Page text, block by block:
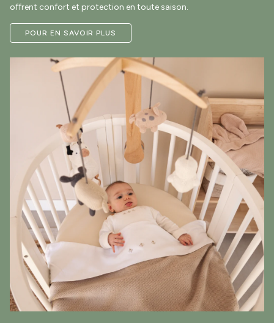
offrent confort et protection en toute saison.
POUR EN SAVOIR PLUS